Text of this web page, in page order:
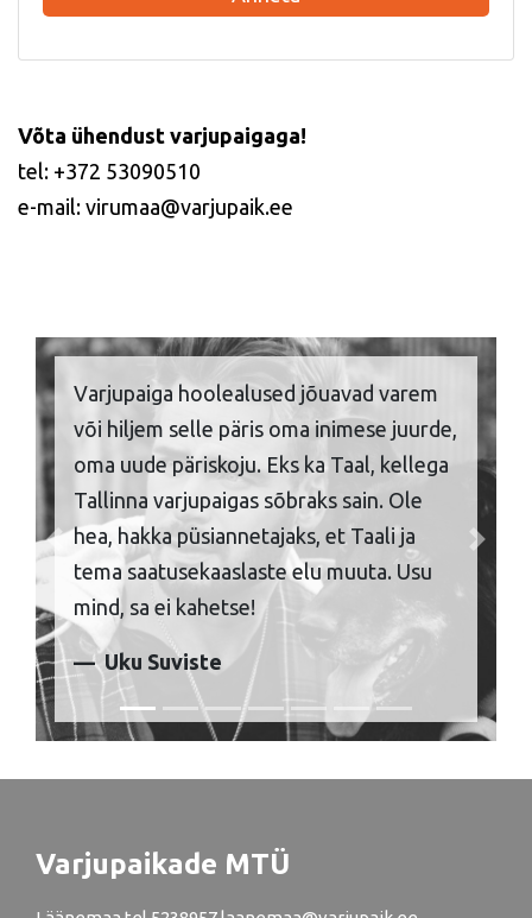
Võta ühendust varjupaigaga!
tel: +372 53090510
e-mail: virumaa@varjupaik.ee
Varjupaiga hoolealused jõuavad varem
või hiljem selle päris oma inimese juurde,
oma uude päriskoju. Eks ka Taal, kellega
Tallinna varjupaigas sõbraks sain. Ole
hea, hakka püsiannetajaks, et Taali ja
tema saatusekaaslaste elu muuta. Usu
mind, sa ei kahetse!
Uku Suviste
Previous Next
Varjupaikade MTÜ